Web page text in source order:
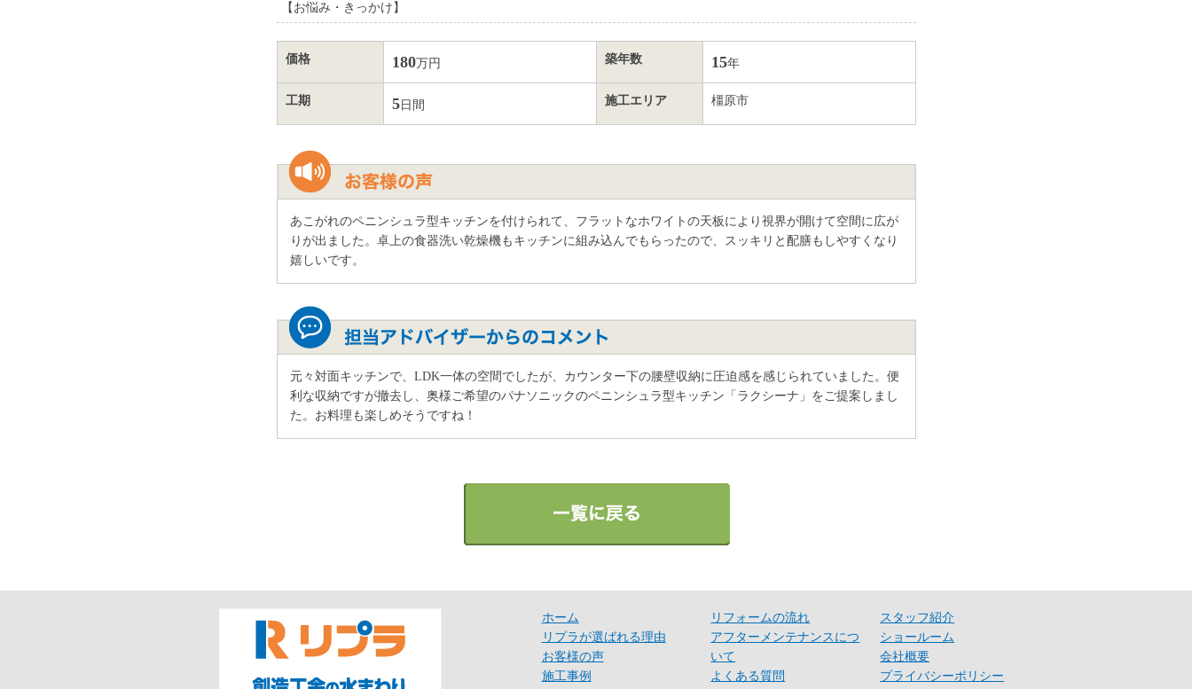
【お悩み・きっかけ】
価格 180万円 築年数 15年
工期 5日間 施工エリア 橿原市
あこがれのペニンシュラ型キッチンを付けられて、フラットなホワイトの天板により視界が開けて空間に広が
りが出ました。卓上の食器洗い乾燥機もキッチンに組み込んでもらったので、スッキリと配膳もしやすくなり
嬉しいです。
元々対面キッチンで、LDK一体の空間でしたが、カウンター下の腰壁収納に圧迫感を感じられていました。便
利な収納ですが撤去し、奥様ご希望のパナソニックのペニンシュラ型キッチン「ラクシーナ」をご提案しまし
た。お料理も楽しめそうですね！
ホーム
リプラが選ばれる理由
お客様の声
施工事例
リフォームの流れ
アフターメンテナンスにつ
いて
よくある質問
スタッフ紹介
ショールーム
会社概要
プライバシーポリシー